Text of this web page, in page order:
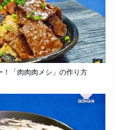
！「肉肉肉メシ」の作り方